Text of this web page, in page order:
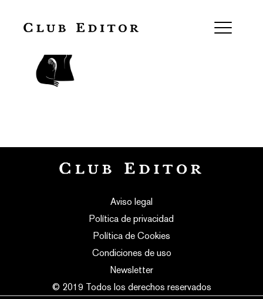
Aviso legal
Política de privacidad
Política de Cookies
Condiciones de uso
Newsletter
© 2019 Todos los derechos reservados